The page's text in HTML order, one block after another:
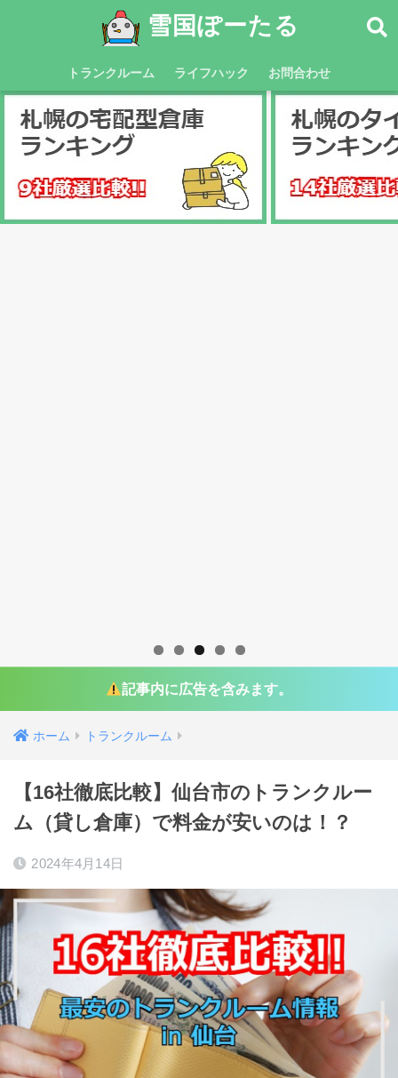
雪国ぽーたる
トランクルーム ライフハック お問合わせ
記事内に広告を含みます。
ホーム トランクルーム
【16社徹底比較】仙台市のトランクルー
ム（貸し倉庫）で料金が安いのは！？
2024年4月14日